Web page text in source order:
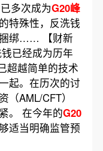
多次成为G20峰
特殊性，反洗钱
捆绑…… 【财新
已经成为历年
超越简单的技术
起。在历次的讨
AML/CFT）
。 在今年的G20
适当明确监管预